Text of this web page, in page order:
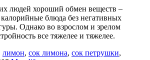
людей хороший обмен веществ –
блюда без негативных
Однако во взрослом и зрелом
все тяжелее и тяжелее.
лимон, сок лимона, сок петрушки,